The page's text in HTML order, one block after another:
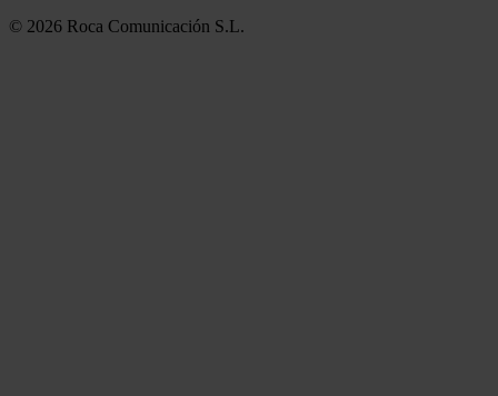
© 2026 Roca Comunicación S.L.